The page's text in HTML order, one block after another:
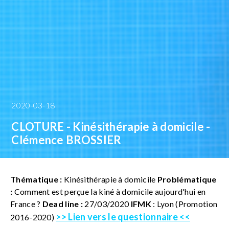
2020-03-18
CLOTURE - Kinésithérapie à domicile -
Clémence BROSSIER
Thématique : Kinésithérapie à domicile Problématique
: Comment est perçue la kiné à domicile aujourd'hui en
France ? Dead line : 27/03/2020 IFMK: Lyon (Promotion
2016-2020) >> Lien vers le questionnaire <<